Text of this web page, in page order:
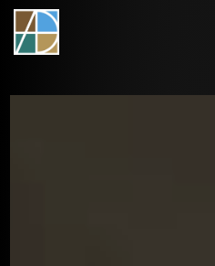
Panneau de gestion des cookies